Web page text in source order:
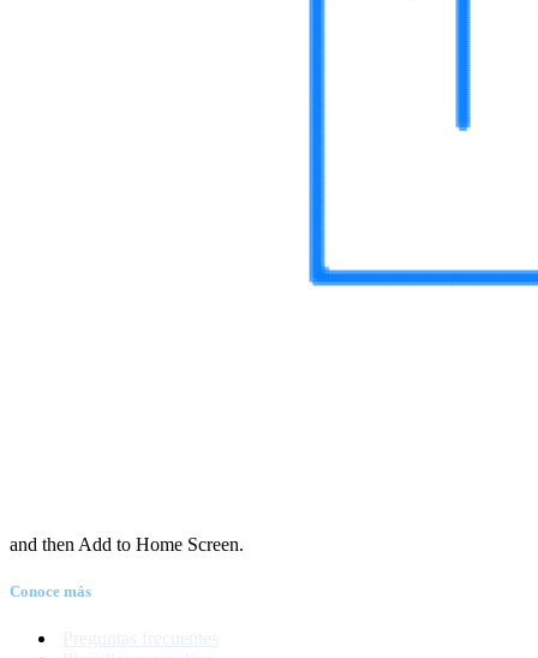
and then Add to Home Screen.
Conoce más